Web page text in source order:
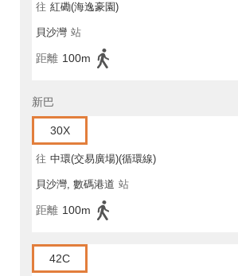
往 紅磡(海逸豪園)
貝沙灣 站
距離 100m
新巴
30X
往 中環(交易廣場)(循環線)
貝沙灣, 數碼港道 站
距離 100m
42C